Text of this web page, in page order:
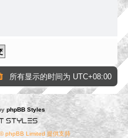
所有显示的时间为 UTC+08:00
phpBB Styles
phpBB Limited 提供支持